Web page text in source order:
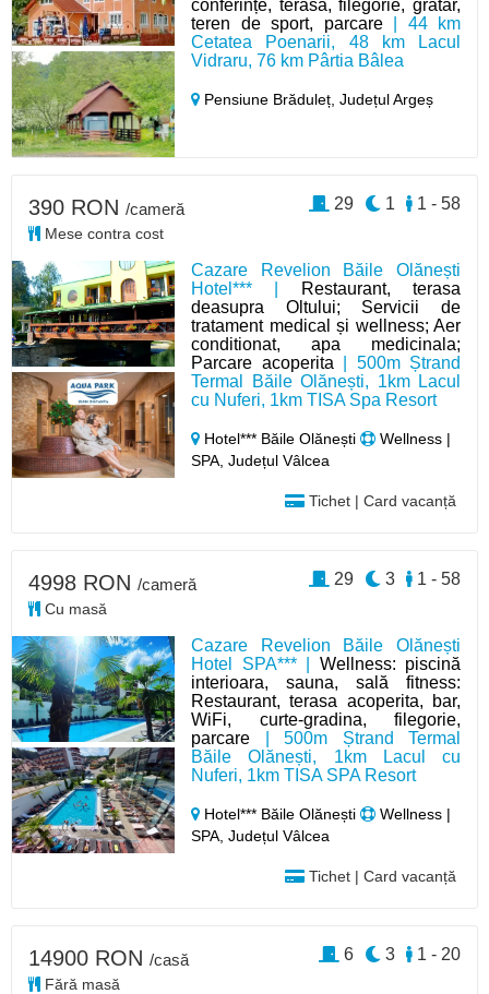
conferințe, terasă, filegorie, grătar,
teren de sport, parcare| 44 km
Cetatea Poenarii, 48 km Lacul
Vidraru, 76 km Pârtia Bâlea
Pensiune Brăduleț,Județul Argeș
Cazare Revelion Băile Olănești
Hotel*** |
Restaurant, terasa
deasupra Oltului; Servicii de
tratament medical și wellness; Aer
conditionat, apa medicinala;
Parcare acoperita | 500m Ștrand
Termal Băile Olănești, 1km Lacul
cu Nuferi, 1km TISA Spa Resort
Hotel*** Băile Olănești
Wellness |
SPA, Județul Vâlcea
Tichet | Card vacanță
390 RON /cameră
Mese contra cost
1 - 58
1
29
Cazare Revelion Băile Olănești
Hotel SPA*** | Wellness: piscină
interioara, sauna, sală fitness:
Restaurant, terasa acoperita, bar,
WiFi, curte-gradina, filegorie,
parcare | 500m Ștrand Termal
Băile Olănești, 1km Lacul cu
Nuferi, 1km TISA SPA Resort
Hotel*** Băile Olănești
Wellness |
SPA, Județul Vâlcea
Tichet | Card vacanță
4998 RON /cameră
Cu masă
1 - 58
3
29
14900 RON /casă
Fără masă
1 - 20
3
6